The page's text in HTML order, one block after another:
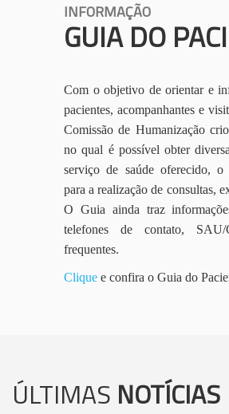
INFORMAÇÃO
GUIA DO
Com o objetivo de orientar e
pacientes, acompanhantes e
Comissão de Humanização
no qual é possível obter
serviço de saúde oferecido, o
para a realização de consultas,
O Guia ainda traz
telefones de contato,
frequentes.
Clique e confira o Guia do
ÚLTIMAS NOTÍCIAS